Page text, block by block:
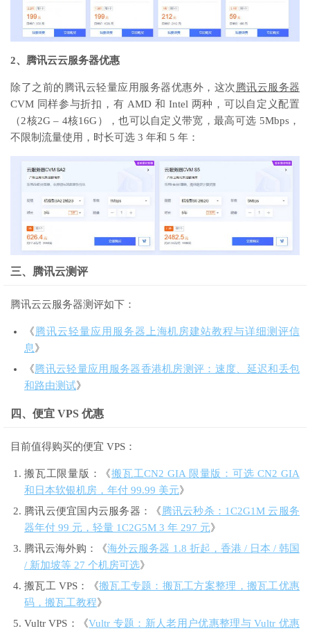
2、腾讯云云服务器优惠
除了之前的腾讯云轻量应用服务器优惠外，这次 腾讯云服务器
CVM 同样参与折扣，有 AMD 和 Intel 两种，可以自定义配置
（2核2G – 4核16G），也可以自定义带宽，最高可选 5Mbps，
不限制流量使用，时长可选 3 年和 5 年：
三、腾讯云测评
腾讯云云服务器测评如下：
《 腾讯云轻量应用服务器上海机房建站教程与详细测评信
息》
《腾讯云轻量应用服务器香港机房测评：速度、延迟和丢包
和路由测试》
四、便宜 VPS 优惠
目前值得购买的便宜 VPS：
搬瓦工限量版：《搬瓦工CN2 GIA 限量版：可选 CN2 GIA
和日本软银机房，年付 99.99 美元》
腾讯云便宜国内云服务器：《 腾讯云秒杀：1C2G1M 云服务
器年付 99 元，轻量 1C2G5M 3 年 297 元》
腾讯云海外购：《海外云服务器 1.8 折起，香港 / 日本 / 韩国
/ 新加坡等 27 个机房可选》
搬瓦工 VPS：《搬瓦工专题：搬瓦工方案整理，搬瓦工优惠
码，搬瓦工教程》
Vultr VPS：《Vultr 专题：新人老用户优惠整理与 Vultr 优惠